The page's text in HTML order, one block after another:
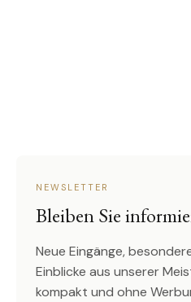
NEWSLETTER
Bleiben Sie
Neue Eingänge,
Einblicke aus unserer
kompakt und ohne